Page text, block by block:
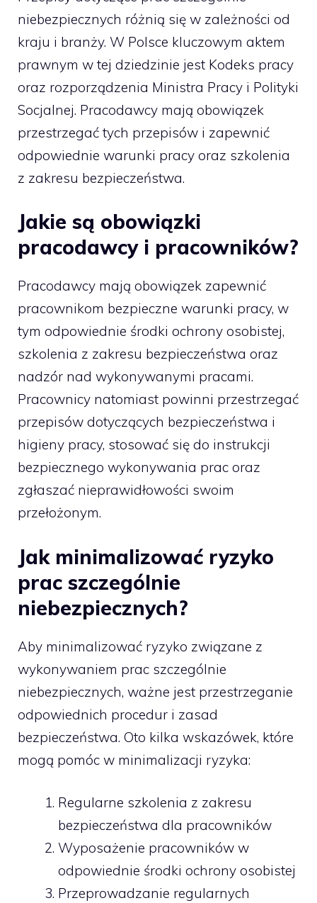
niebezpiecznych różnią się w zależności od
kraju i branży. W Polsce kluczowym aktem
prawnym w tej dziedzinie jest Kodeks pracy
oraz rozporządzenia Ministra Pracy i Polityki
Socjalnej. Pracodawcy mają obowiązek
przestrzegać tych przepisów i zapewnić
odpowiednie warunki pracy oraz szkolenia
z zakresu bezpieczeństwa.
Jakie są obowiązki
pracodawcy i pracowników?
Pracodawcy mają obowiązek zapewnić
pracownikom bezpieczne warunki pracy, w
tym odpowiednie środki ochrony osobistej,
szkolenia z zakresu bezpieczeństwa oraz
nadzór nad wykonywanymi pracami.
Pracownicy natomiast powinni przestrzegać
przepisów dotyczących bezpieczeństwa i
higieny pracy, stosować się do instrukcji
bezpiecznego wykonywania prac oraz
zgłaszać nieprawidłowości swoim
przełożonym.
Jak minimalizować ryzyko
prac szczególnie
niebezpiecznych?
Aby minimalizować ryzyko związane z
wykonywaniem prac szczególnie
niebezpiecznych, ważne jest przestrzeganie
odpowiednich procedur i zasad
bezpieczeństwa. Oto kilka wskazówek, które
mogą pomóc w minimalizacji ryzyka:
Regularne szkolenia z zakresu
bezpieczeństwa dla pracowników
Wyposażenie pracowników w
odpowiednie środki ochrony osobistej
Przeprowadzanie regularnych